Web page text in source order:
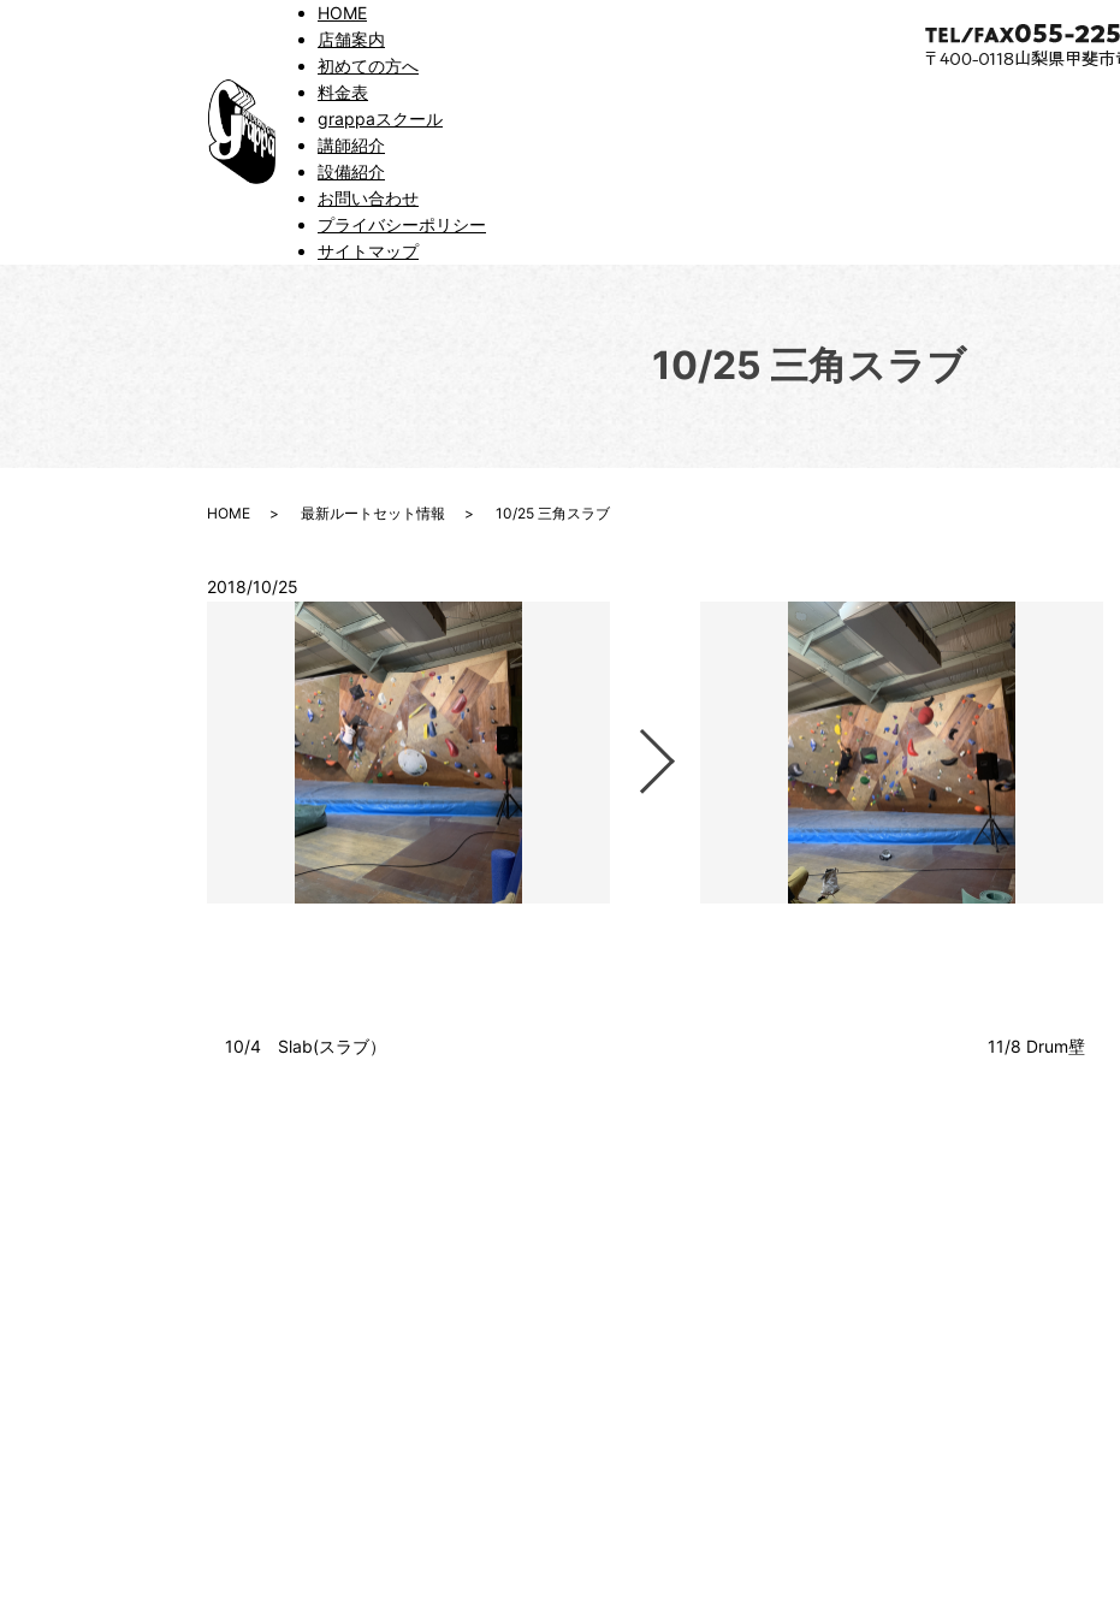
HOME
店舗案内
初めての方へ
料金表
grappaスクール
講師紹介
設備紹介
お問い合わせ
プライバシーポリシー
サイトマップ
10/25 三角スラブ
HOME 最新ルートセット情報 10/25 三角スラブ
2018/10/25
10/4 Slab(スラブ） 11/8 Drum壁